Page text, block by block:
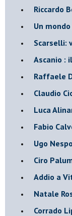
​Riccardo
​Un
​Scarselli:
​Ascanio :
Raffaele
​Claudio
Luca
​Fabio
Ugo
​Ciro
​Addio a
​Natale
​Corrado